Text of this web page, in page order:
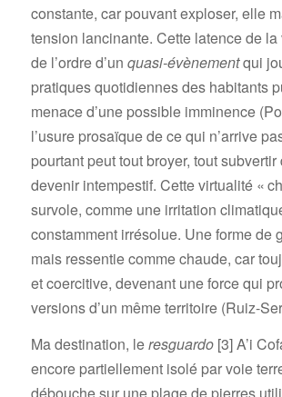
constante, car pouvant exploser, elle
tension lancinante. Cette latence de
de l’ordre d’un quasi-évènementqui
pratiques quotidiennes des habitants
menace d’une possible imminence
l’usure prosaïque de ce qui n’arrive
pourtant peut tout broyer, tout subvertir
devenir intempestif. Cette virtualité «
survole, comme une irritation
constamment irrésolue. Une forme de
mais ressentie comme chaude, car
et coercitive, devenant une force qui
versions d’un même territoire (Ruiz-
Ma destination, leresguardo [3]A’i
encore partiellement isolé par voie